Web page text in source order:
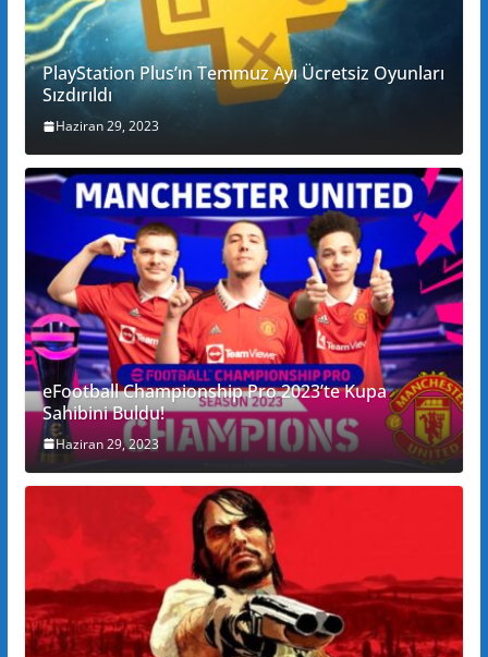
PlayStation Plus’ın Temmuz Ayı Ücretsiz Oyunları
Sızdırıldı
Haziran 29, 2023
eFootball Championship Pro 2023’te Kupa
Sahibini Buldu!
Haziran 29, 2023